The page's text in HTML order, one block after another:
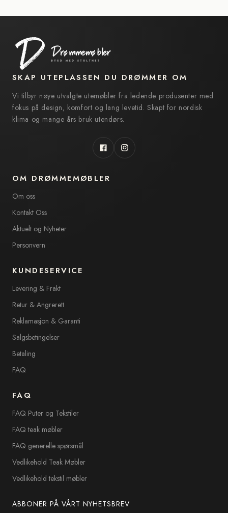
SKAP UTEPLASSEN DU DRØMMER OM
Vi tilbyr nøye utvalgte utemøbler fra ledende produsenter med
fokus på design, komfort og lang levetid. Skapt for nordisk
klima og mange års bruk utendørs.
FacebookInstagram
OM DRØMMEMØBLER
Om oss
Kontakt Oss
Aktuelt og Nyheter
Personvern
KUNDESERVICE
Levering & Frakt
Retur & Angrerett
Reklamasjon & Garanti
Salgsbetingelser
Betaling
FAQ
FAQ
FAQ Puter og Tekstiler
FAQ teak møbler
FAQ generelle spørsmål
Vedlikehold Teak Møbler
Vedlikehold tekstil møbler
ABBONER PÅ VÅRT NYHETSBREV